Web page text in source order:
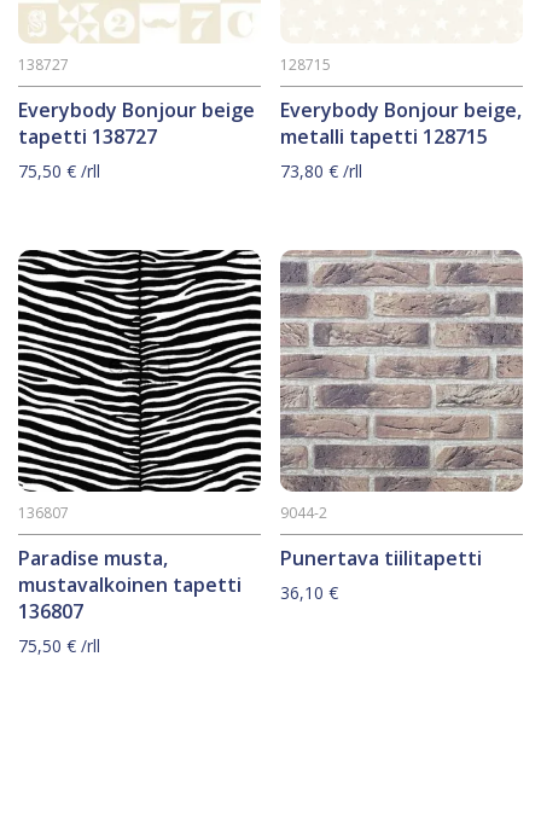
Everybody Bonjour beige
tapetti 138727
138727
75,50 € /rll
Everybody Bonjour beige,
metalli tapetti 128715
128715
73,80€ /rll
Paradise musta,
mustavalkoinen tapetti
136807
136807
75,50 € /rll
Punertava tiilitapetti
9044-2
36,10€